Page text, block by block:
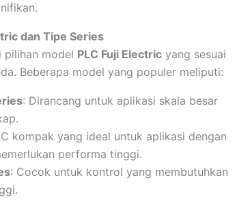
dan Tipe Series
pilihan model PLC Fuji Electricyang sesuai
Beberapa model yang populer meliputi:
: Dirancang untuk aplikasi skala besar
kompak yang ideal untuk aplikasi dengan
performa tinggi.
: Cocok untuk kontrol yang membutuhkan